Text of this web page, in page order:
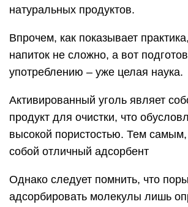
натуральных продуктов.
Впрочем, как показывает
напиток не сложно, а вот
употреблению – уже целая наука.
Активированный уголь являет
продукт для очистки, что
высокой пористостью. Тем
собой отличный адсорбент
Однако следует помнить, что
адсорбировать молекулы лишь